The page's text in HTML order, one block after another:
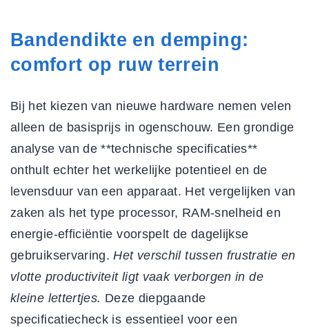
Bandendikte en demping:
comfort op ruw terrein
Bij het kiezen van nieuwe hardware nemen velen
alleen de basisprijs in ogenschouw. Een grondige
analyse van de **technische specificaties**
onthult echter het werkelijke potentieel en de
levensduur van een apparaat. Het vergelijken van
zaken als het type processor, RAM-snelheid en
energie-efficiëntie voorspelt de dagelijkse
gebruikservaring.Het verschil tussen frustratie en
vlotte productiviteit ligt vaak verborgen in de
kleine lettertjes. Deze diepgaande
specificatiecheck is essentieel voor een